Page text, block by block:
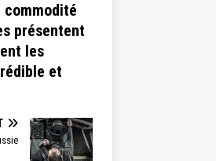
commodité
présentent
les
et